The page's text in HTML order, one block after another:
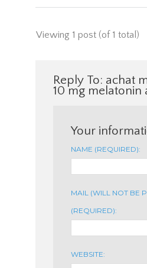
Viewing 1 post (of 1 total)
Reply To: achat
10 mg melatonin
Your
NAME (REQUIRED):
MAIL (WILL NOT BE
(REQUIRED):
WEBSITE: